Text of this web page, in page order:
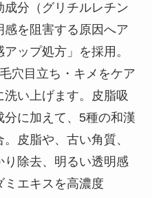
分（グリチルレチン
を阻害する原因へア
ップ処方」を採用。
穴目立ち・キメをケア
洗い上げます。皮脂吸
に加えて、5種の和漢
皮脂や、古い角質、
除去、明るい透明感
ミエキスを高濃度